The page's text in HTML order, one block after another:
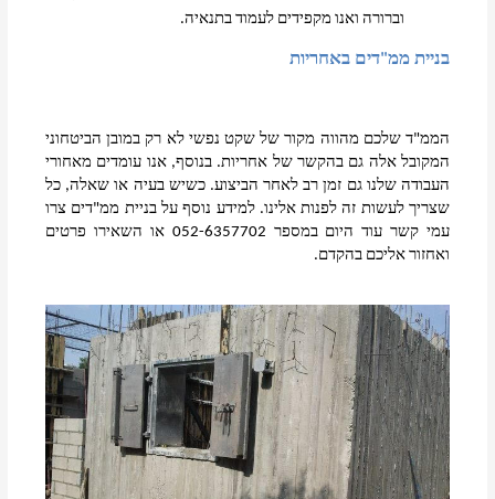
וברורה ואנו מקפידים לעמוד בתנאיה.
בניית ממ"דים באחריות
הממ"ד שלכם מהווה מקור של שקט נפשי לא רק במובן הביטחוני
המקובל אלה גם בהקשר של אחריות. בנוסף, אנו עומדים מאחורי
העבודה שלנו גם זמן רב לאחר הביצוע. כשיש בעיה או שאלה, כל
שצריך לעשות זה לפנות אלינו. למידע נוסף על בניית ממ"דים צרו
ואחזור אליכם בהקדם.